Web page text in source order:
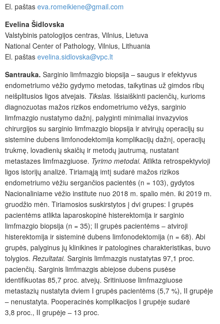
El. paštas eva.romeikiene@gmail.com
Evelina Šidlovska
Valstybinis patologijos centras, Vilnius, Lietuva
National Center of Pathology, Vilnius, Lithuania
El. paštas evelina.sidlovska@vpc.lt
Santrauka. Sarginio limfmazgio biopsija – saugus ir efektyvus
endometriumo vėžio gydymo metodas, taikytinas už gimdos ribų
neišplitusios ligos atvejais. Tikslas. Išsiaiškinti pacienčių, kurioms
diagnozuotas mažos rizikos endometriumo vėžys, sarginio
limfmazgio nustatymo dažnį, palyginti minimaliai invazyvios
chirurgijos su sarginio limfmazgio biopsija ir atvirųjų operacijų su
sistemine dubens limfonodektomija komplikacijų dažnį, operacijų
trukmę, lovadienių skaičių ir metodų jautrumą, nustatant
metastazes limfmazgiuose. Tyrimo metodai. Atlikta retrospektyvioji
ligos istorijų analizė. Tiriamąją imtį sudarė mažos rizikos
endometriumo vėžiu sergančios pacientės (n = 103), gydytos
Nacionaliniame vėžio institute nuo 2018 m. spalio mėn. iki 2019 m.
gruodžio mėn. Tiriamosios suskirstytos į dvi grupes: I grupės
pacientėms atlikta laparoskopinė histerektomija ir sarginio
limfmazgio biopsija (n = 35); II grupės pacientėms – atviroji
histerektomija ir sisteminė dubens limfonodektomija (n = 68). Abi
grupės, palyginus jų klinikines ir patologines charakteristikas, buvo
tolygios. Rezultatai. Sarginis limfmazgis nustatytas 97,1 proc.
pacienčių. Sarginis limfmazgis abiejose dubens pusėse
identifikuotas 85,7 proc. atvejų. Sritiniuose limfmazgiuose
metastazių nustatyta dviem I grupės pacientėms (5,7 %), II grupėje
– nenustatyta. Pooperacinės komplikacijos I grupėje sudarė
3,8 proc., II grupėje – 13 proc.